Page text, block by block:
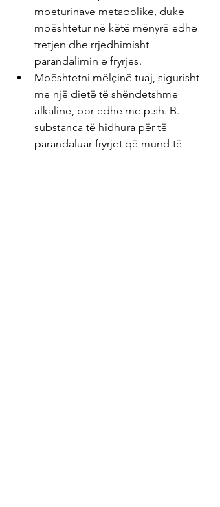
mbeturinave metabolike, duke
mbështetur në këtë mënyrë edhe
tretjen dhe rrjedhimisht
parandalimin e fryrjes.
Mbështetni mëlçinë tuaj, sigurisht
me një dietë të shëndetshme
alkaline, por edhe me p.sh. B.
substanca të hidhura për të
parandaluar fryrjet që mund të